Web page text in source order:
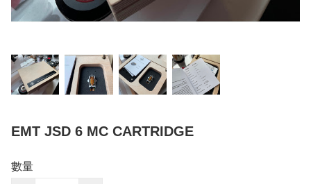
EMT JSD 6 MC CARTRIDGE
數量